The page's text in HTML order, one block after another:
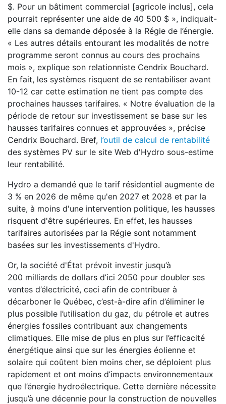
$. Pour un bâtiment commercial [agricole inclus], cela
pourrait représenter une aide de 40 500 $ », indiquait-
elle dans sa demande déposée à la Régie de l’énergie.
« Les autres détails entourant les modalités de notre
programme seront connus au cours des prochains
mois », explique son relationniste Cendrix Bouchard.
En fait, les systèmes risquent de se rentabiliser avant
10-12 car cette estimation ne tient pas compte des
prochaines hausses tarifaires. « Notre évaluation de la
période de retour sur investissement se base sur les
hausses tarifaires connues et approuvées », précise
Cendrix Bouchard. Bref, l’outil de calcul de rentabilité
des systèmes PV sur le site Web d'Hydro sous-estime
leur rentabilité.
Hydro a demandé que le tarif résidentiel augmente de
3 % en 2026 de même qu'en 2027 et 2028 et par la
suite, à moins d'une intervention politique, les hausses
risquent d'être supérieures. En effet, les hausses
tarifaires autorisées par la Régie sont notamment
basées sur les investissements d'Hydro.
Or, la société d'État prévoit investir jusqu’à
200 milliards de dollars d’ici 2050 pour doubler ses
ventes d’électricité, ceci afin de contribuer à
décarboner le Québec, c’est-à-dire afin d’éliminer le
plus possible l’utilisation du gaz, du pétrole et autres
énergies fossiles contribuant aux changements
climatiques. Elle mise de plus en plus sur l’efficacité
énergétique ainsi que sur les énergies éolienne et
solaire qui coûtent bien moins cher, se déploient plus
rapidement et ont moins d’impacts environnementaux
que l’énergie hydroélectrique. Cette dernière nécessite
jusqu’à une décennie pour la construction de nouvelles